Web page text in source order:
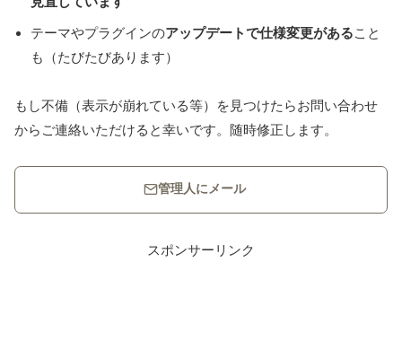
テーマやプラグインのアップデートで仕様変更があること
も（たびたびあります）
もし不備（表示が崩れている等）を見つけたらお問い合わせ
からご連絡いただけると幸いです。随時修正します。
管理人にメール
スポンサーリンク